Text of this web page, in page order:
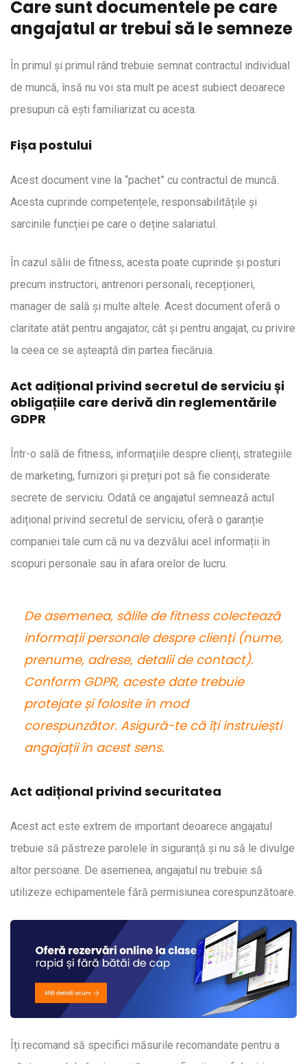
Care sunt documentele pe care
angajatul ar trebui să le semneze
În primul și primul rând trebuie semnat contractul individual
de muncă, însă nu voi sta mult pe acest subiect deoarece
presupun că ești familiarizat cu acesta.
Fișa postului
Acest document vine la “pachet” cu contractul de muncă.
Acesta cuprinde competențele, responsabilitățile și
sarcinile funcției pe care o deține salariatul.
În cazul sălii de fitness, acesta poate cuprinde și posturi
precum instructori, antrenori personali, recepționeri,
manager de sală și multe altele. Acest document oferă o
claritate atât pentru angajator, cât și pentru angajat, cu privire
la ceea ce se așteaptă din partea fiecăruia.
Act adițional privind secretul de serviciu și
obligațiile care derivă din reglementările
GDPR
Într-o sală de fitness, informațiile despre clienți, strategiile
de marketing, furnizori și prețuri pot să fie considerate
secrete de serviciu. Odată ce angajatul semnează actul
adițional privind secretul de serviciu, oferă o garanție
companiei tale cum că nu va dezvălui acel informații în
scopuri personale sau în afara orelor de lucru.
De asemenea, sălile de fitness colectează
informații personale despre clienți (nume,
prenume, adrese, detalii de contact).
Conform GDPR, aceste date trebuie
protejate și folosite în mod
corespunzător. Asigură-te că îți instruiești
angajații în acest sens.
Act adițional privind securitatea
Acest act este extrem de important deoarece angajatul
trebuie să păstreze parolele în siguranță și nu să le divulge
altor persoane. De asemenea, angajatul nu trebuie să
utilizeze echipamentele fără permisiunea corespunzătoare.
Îți recomand să specifici măsurile recomandate pentru a